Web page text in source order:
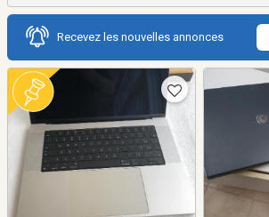
Recevez les nouvelles annonces